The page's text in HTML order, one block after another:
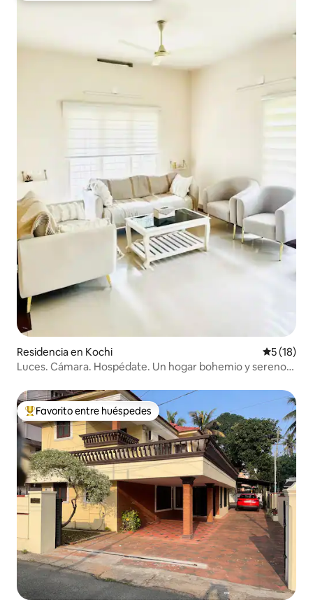
Residencia en Kochi
5 (18)
Luces. Cámara. Hospédate. Un hogar bohemio y sereno
De los mejores en Favorito entre huéspedes
Favorito entre huéspedes